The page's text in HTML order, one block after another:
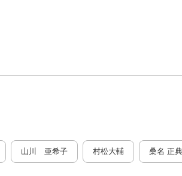
山川 亜希子 村松大輔 桑名 正典